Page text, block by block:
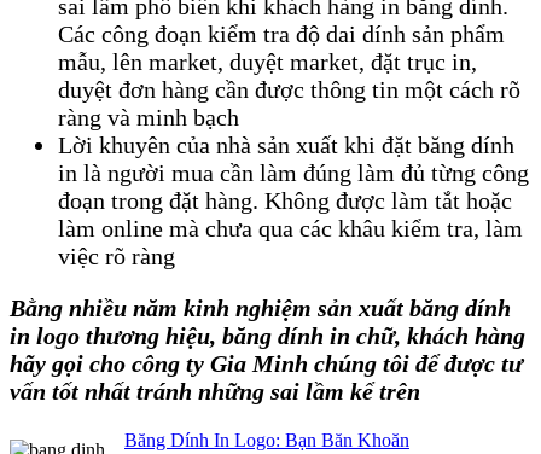
sai lầm phổ biến khi khách hàng in băng dính.
Các công đoạn kiểm tra độ dai dính sản phẩm
mẫu, lên market, duyệt market, đặt trục in,
duyệt đơn hàng cần được thông tin một cách rõ
ràng và minh bạch
Lời khuyên của nhà sản xuất khi đặt băng dính
in là người mua cần làm đúng làm đủ từng công
đoạn trong đặt hàng. Không được làm tắt hoặc
làm online mà chưa qua các khâu kiểm tra, làm
việc rõ ràng
Bằng nhiều năm kinh nghiệm sản xuất băng dính
in logo thương hiệu, băng dính in chữ, khách hàng
hãy gọi cho công ty Gia Minh chúng tôi để được tư
vấn tốt nhất tránh những sai lầm kể trên
Băng Dính In Logo: Bạn Băn Khoăn